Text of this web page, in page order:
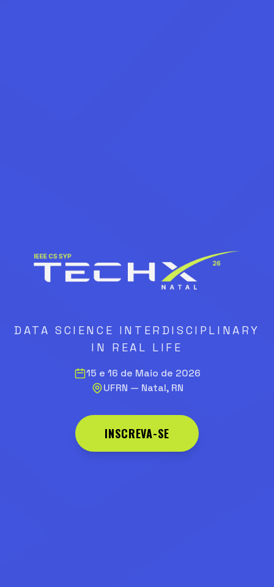
DATA SCIENCE INTERDISCIPLINARY
IN REAL LIFE
15 e 16 de Maio de 2026
UFRN — Natal, RN
INSCREVA-SE